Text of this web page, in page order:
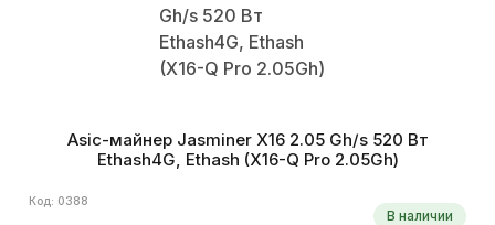
Asic-майнер Jasminer X16 2.05 Gh/s 520 Вт
Ethash4G, Ethash (X16-Q Pro 2.05Gh)
Код: 0388
В наличии